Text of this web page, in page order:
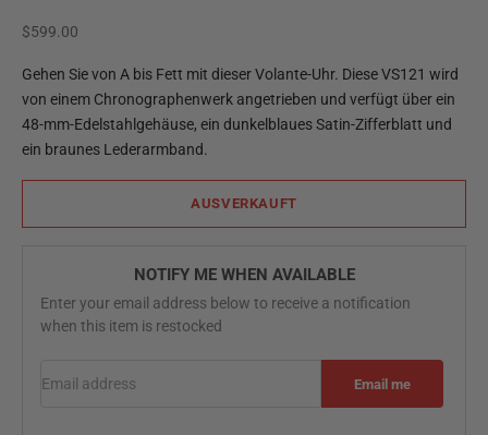
Angebot
$599.00
Gehen Sie von A bis Fett mit dieser Volante-Uhr. Diese VS121 wird
von einem Chronographenwerk angetrieben und verfügt über ein
48-mm-Edelstahlgehäuse, ein dunkelblaues Satin-Zifferblatt und
ein braunes Lederarmband.
AUSVERKAUFT
NOTIFY ME WHEN AVAILABLE
Enter your email address below to receive a notification
when this item is restocked
Email me